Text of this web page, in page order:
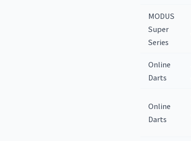
MODUS
Super
Series
Online
Darts
Online
Darts